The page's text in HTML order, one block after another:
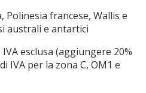
Polinesia francese, Wallis e
australi e antartici
esclusa (aggiungere 20%
IVA per la zona C, OM1 e